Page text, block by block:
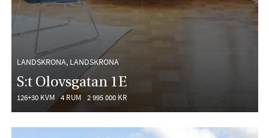
LANDSKRONA, LANDSKRONA
S:t Olovsgatan 1E
126+30 KVM 4 RUM 2 995 000 KR